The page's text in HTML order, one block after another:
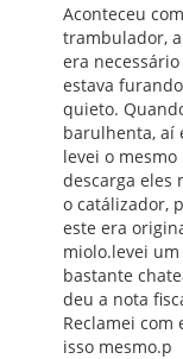
Aconteceu
trambulador,
era
estava
quieto.
barulhenta, aí
levei o
descarga eles
o catálizador,
este era
miolo.levei
bastante
deu a nota
Reclamei com
isso mesmo.p